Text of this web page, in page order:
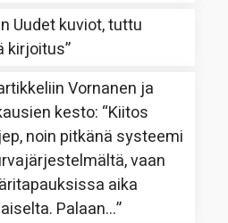
Uudet kuviot, tuttu
kirjoitus”
Vornanen ja
kesto: “Kiitos
noin pitkänä systeemi
vaan
aika
Palaan…”